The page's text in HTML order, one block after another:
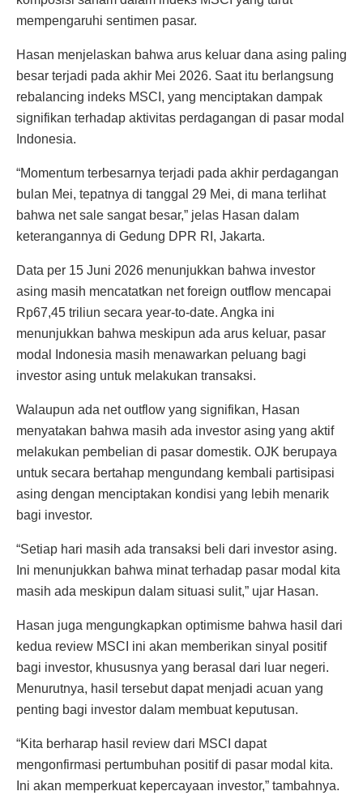
mempengaruhi sentimen pasar.
Hasan menjelaskan bahwa arus keluar dana asing paling
besar terjadi pada akhir Mei 2026. Saat itu berlangsung
rebalancing indeks MSCI, yang menciptakan dampak
signifikan terhadap aktivitas perdagangan di pasar modal
Indonesia.
“Momentum terbesarnya terjadi pada akhir perdagangan
bulan Mei, tepatnya di tanggal 29 Mei, di mana terlihat
bahwa net sale sangat besar,” jelas Hasan dalam
keterangannya di Gedung DPR RI, Jakarta.
Data per 15 Juni 2026 menunjukkan bahwa investor
asing masih mencatatkan net foreign outflow mencapai
Rp67,45 triliun secara year-to-date. Angka ini
menunjukkan bahwa meskipun ada arus keluar, pasar
modal Indonesia masih menawarkan peluang bagi
investor asing untuk melakukan transaksi.
Walaupun ada net outflow yang signifikan, Hasan
menyatakan bahwa masih ada investor asing yang aktif
melakukan pembelian di pasar domestik. OJK berupaya
untuk secara bertahap mengundang kembali partisipasi
asing dengan menciptakan kondisi yang lebih menarik
bagi investor.
“Setiap hari masih ada transaksi beli dari investor asing.
Ini menunjukkan bahwa minat terhadap pasar modal kita
masih ada meskipun dalam situasi sulit,” ujar Hasan.
Hasan juga mengungkapkan optimisme bahwa hasil dari
kedua review MSCI ini akan memberikan sinyal positif
bagi investor, khususnya yang berasal dari luar negeri.
Menurutnya, hasil tersebut dapat menjadi acuan yang
penting bagi investor dalam membuat keputusan.
“Kita berharap hasil review dari MSCI dapat
mengonfirmasi pertumbuhan positif di pasar modal kita.
Ini akan memperkuat kepercayaan investor,” tambahnya.